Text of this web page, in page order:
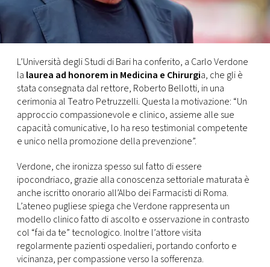
VIDEO
TV
PRINCIPATO
DI
MONACO
RMC
CONSIGLIA
L’Università degli Studi di Bari ha conferito, a Carlo Verdone
la laurea ad honorem in Medicina e Chirurgia, che gli è
stata consegnata dal rettore, Roberto Bellotti, in una
cerimonia al Teatro Petruzzelli. Questa la motivazione: “Un
approccio compassionevole e clinico, assieme alle sue
capacità comunicative, lo ha reso testimonial competente
e unico nella promozione della prevenzione”.
Verdone, che ironizza spesso sul fatto di essere
ipocondriaco, grazie alla conoscenza settoriale maturata è
anche iscritto onorario all’Albo dei Farmacisti di Roma.
L’ateneo pugliese spiega che Verdone rappresenta un
modello clinico fatto di ascolto e osservazione in contrasto
col “fai da te” tecnologico. Inoltre l’attore visita
regolarmente pazienti ospedalieri, portando conforto e
vicinanza, per compassione verso la sofferenza.